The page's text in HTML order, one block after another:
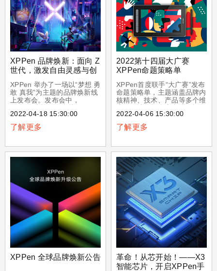
手写技术，XPPen 相信，创
新、新潮、引
XPPen 品牌焕新：面向 Z
世代，激发自由灵感与创
XPPen 举办了一场以“梦想 勇
敢 真我”为主题的品牌焕新线
上发布会。发布会中，
Fenix 向观众诠释了全新的品
牌愿景与核心理念，并介绍了
XPPen 完善的产品布局与技
的号角。
2022-04-18 15:30:00
了解更多
2022第十四届大广赛
XPPen命题策略单
XPPen首度联手“大广赛”发布
命题策略单，主题涵盖品牌内
核精神、技术、产品等多个维
频、文案、平面、互动等多种
形式的创作，以创意激发灵
感。
2022-04-06 15:30:00
了解更多
XPPen 全球品牌焕新公告
革命！从芯开始！——X3
智能芯片，开启XPPen手